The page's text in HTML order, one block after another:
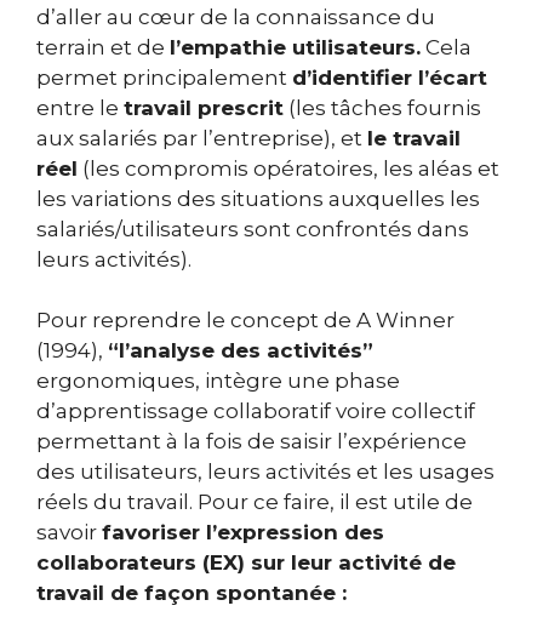
d’aller au cœur de la connaissance du
terrain et de l’empathie utilisateurs. Cela
permet principalement d’identifier l’écart
entre le travail prescrit (les tâches fournis
aux salariés par l’entreprise), et le travail
réel (les compromis opératoires, les aléas et
les variations des situations auxquelles les
salariés/utilisateurs sont confrontés dans
leurs activités).
Pour reprendre le concept de A Winner
(1994), “l’analyse des activités”
ergonomiques, intègre une phase
d’apprentissage collaboratif voire collectif
permettant à la fois de saisir l’expérience
des utilisateurs, leurs activités et les usages
réels du travail. Pour ce faire, il est utile de
savoir favoriser l’expression des
collaborateurs (EX) sur leur activité de
travail de façon spontanée :